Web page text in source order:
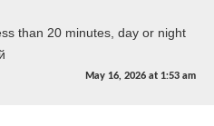
than 20 minutes, day or night
May 16, 2026 at 1:53 am